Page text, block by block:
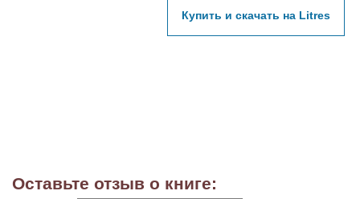
Купить и скачать на Litres
Оставьте отзыв о книге: